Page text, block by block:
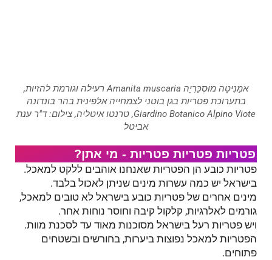
אמַנִיטָה מוּסְכַּרִיָה Amanita muscaria רעילה וגורמת להזיות,
בתערוכת פטריות בגן בוטני לצמחייה אלפינית בהר בונדונה
Giardino Botanico Alpino Viote, טרנטו איטליה, צילום: ד"ר ענת
אביטל
פטריות פטריות פטריות - מי אתן?
פטריות כובע הן הפטריות שאנחנו אוהבים ללקט למאכל.
בישראל יש כמה עשרות מינים שניתן לאכול בלבד.
מינים אחרים של פטריות כובע בישראל לא טובים למאכל,
גורמים לאלרגיות, קלקול קיבה וחוסר נוחות אחר.
ויש פטריות רעל בישראל מסוכנות מאוד עד לסכנת מוות.
הפטריות למאכל נפוצות ביערות, בחורשים ובשטחים
פתוחים.